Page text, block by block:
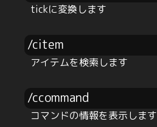
tickに変換します
/citem
アイテムを検索します
/ccommand
コマンドの情報を表示します